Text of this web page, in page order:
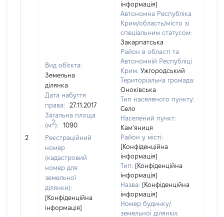
2
Вид об'єкта:
Земельна
ділянка
Дата набуття
права:
27.11.2017
Загальна площа
(м2):
1090
Реєстраційний
номер
(кадастровий
номер для
земельної
ділянки):
[Конфіденційна
інформація]
інформація]
Автономна Республіка
Крим/область/місто зі
спеціальним статусом:
Закарпатська
Район в області та
Автономній Республіці
Крим: Ужгородський
Територіальна громада:
Оноківська
Тип населеного пункту:
Село
Населений пункт:
Кам’яниця
Район у місті:
[Конфіденційна
інформація]
Тип: [Конфіденційна
інформація]
Назва: [Конфіденційна
інформація]
Номер будинку/
земельної ділянки: